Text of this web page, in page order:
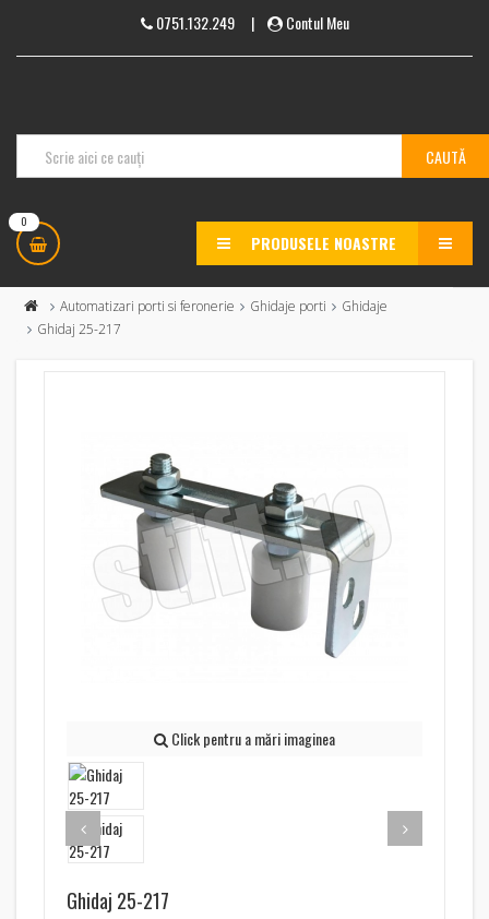
0751.132.249| Contul Meu
0
PRODUSELE NOASTRE MENU
Automatizari porti si feronerie Ghidaje porti
Ghidaje
Ghidaj 25-217
Click pentru a mări imaginea
Ghidaj 25-217